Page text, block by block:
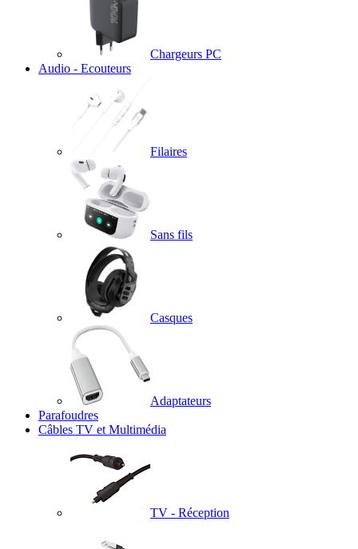
Chargeurs PC
Audio - Ecouteurs
Filaires
Sans fils
Casques
Adaptateurs
Parafoudres
Câbles TV et Multimédia
TV - Réception